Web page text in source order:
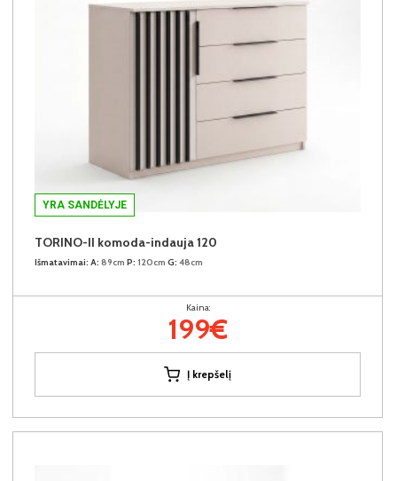
YRA SANDĖLYJE
TORINO-II komoda-indauja 120
Išmatavimai: A: 89cm P: 120cm G: 48cm
Kaina:
199€
Į krepšelį